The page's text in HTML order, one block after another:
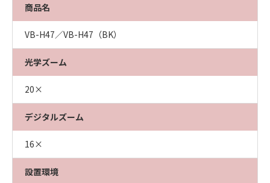
商品名
VB-H47／VB-H47（BK）
光学ズーム
20×
デジタルズーム
16×
設置環境